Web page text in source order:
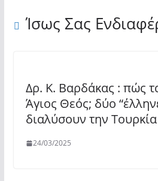
Ίσως Σας
Δρ. Κ. Βαρδάκας : πώς
Άγιος Θεός; δύο
διαλύσουν την
24/03/2025